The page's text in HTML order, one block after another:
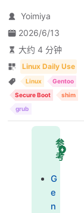
Yoimiya
2026/6/13
大约 4 分钟
Linux Daily Use
Linux
Gentoo
Secure Boot
shim
grub
参
考
G
e
n